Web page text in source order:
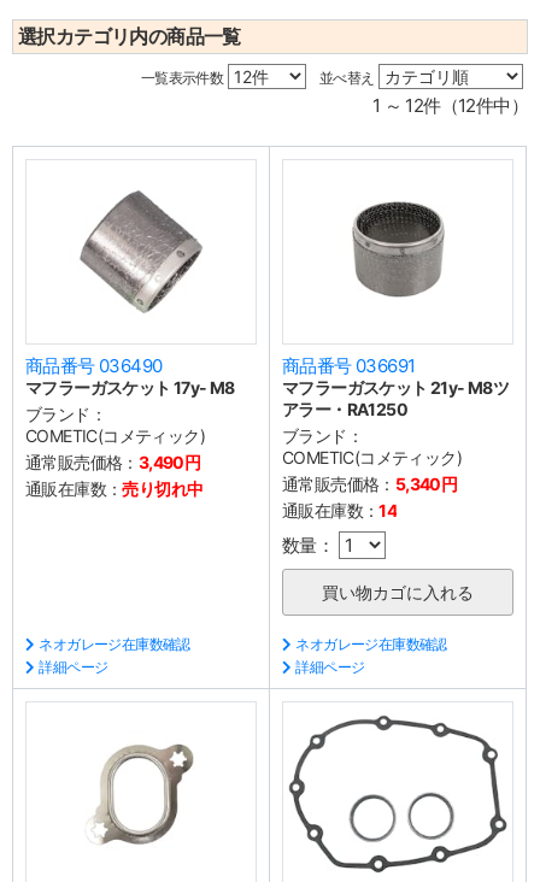
選択カテゴリ内の商品一覧
一覧表示件数 並べ替え
1 ～ 12件（12件中）
商品番号 036490
マフラーガスケット 17y- M8
ブランド：
COMETIC(コメティック)
通常販売価格： 3,490円
通販在庫数：売り切れ中
ネオガレージ在庫数確認
詳細ページ
商品番号 036691
マフラーガスケット 21y- M8ツ
アラー・RA1250
ブランド：
COMETIC(コメティック)
通常販売価格： 5,340円
通販在庫数：14
数量：
ネオガレージ在庫数確認
詳細ページ